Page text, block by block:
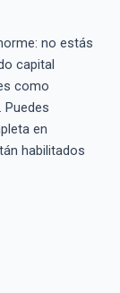
no estás
capital
como
Puedes
en
habilitados